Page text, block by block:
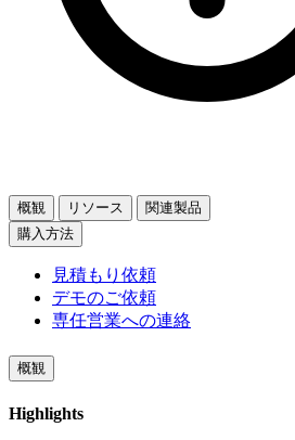
概観 リソース
関連製品
購入方法
見積もり依頼
デモのご依頼
専任営業への連絡
概観
Highlights